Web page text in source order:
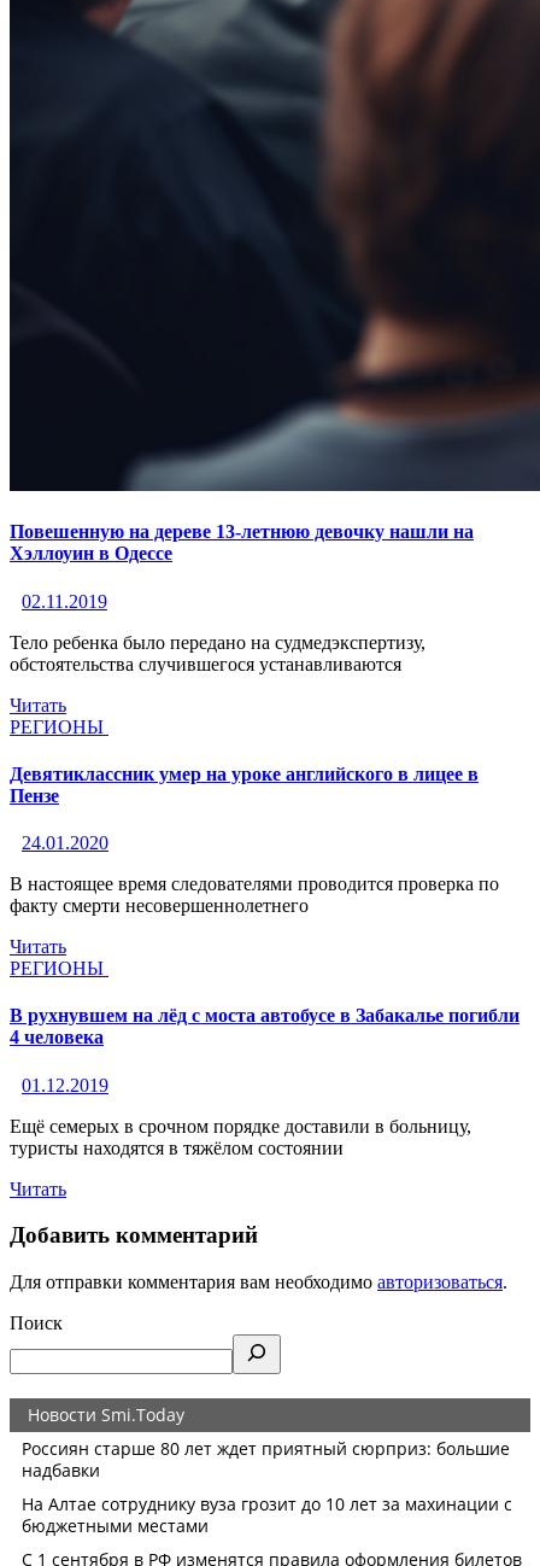
Повешенную на дереве 13-летнюю девочку нашли на
Хэллоуин в Одессе
02.11.2019
Тело ребенка было передано на судмедэкспертизу,
обстоятельства случившегося устанавливаются
Читать
РЕГИОНЫ
Девятиклассник умер на уроке английского в лицее в
Пензе
24.01.2020
В настоящее время следователями проводится проверка по
факту смерти несовершеннолетнего
Читать
РЕГИОНЫ
В рухнувшем на лёд с моста автобусе в Забакалье погибли
4 человека
01.12.2019
Ещё семерых в срочном порядке доставили в больницу,
туристы находятся в тяжёлом состоянии
Читать
Добавить комментарий
Для отправки комментария вам необходимо авторизоваться.
Поиск